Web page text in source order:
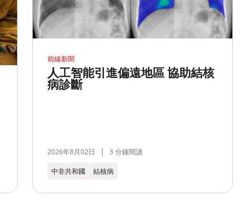
前線新聞
人工智能引進偏遠地區 協助結核
病診斷
2026年8月02日 3 分鐘閱讀
中非共和國 結核病